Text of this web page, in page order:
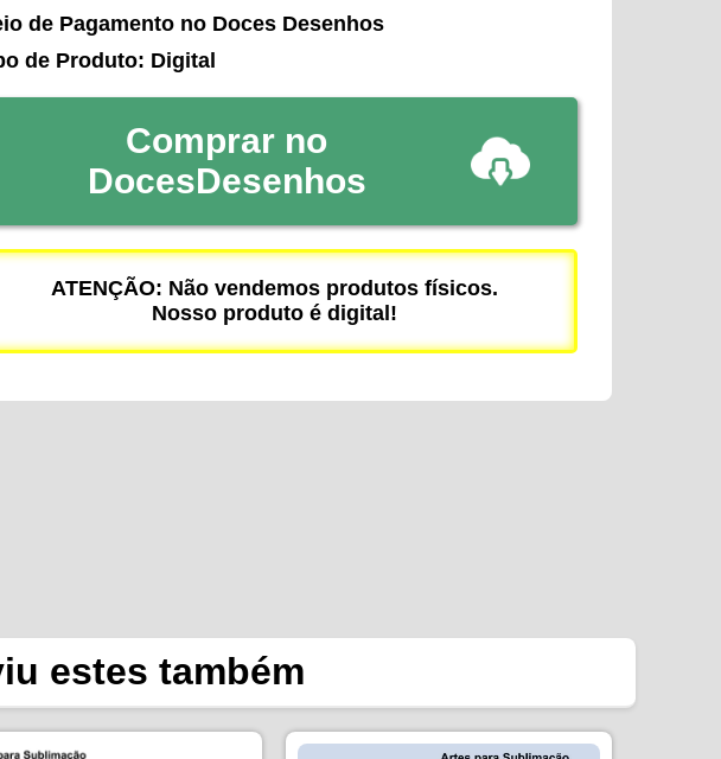
de Pagamento no Doces Desenhos
de Produto: Digital
Comprar no
DocesDesenhos
ATENÇÃO: Não vendemos produtos físicos.
Nosso produto é digital!
estes também